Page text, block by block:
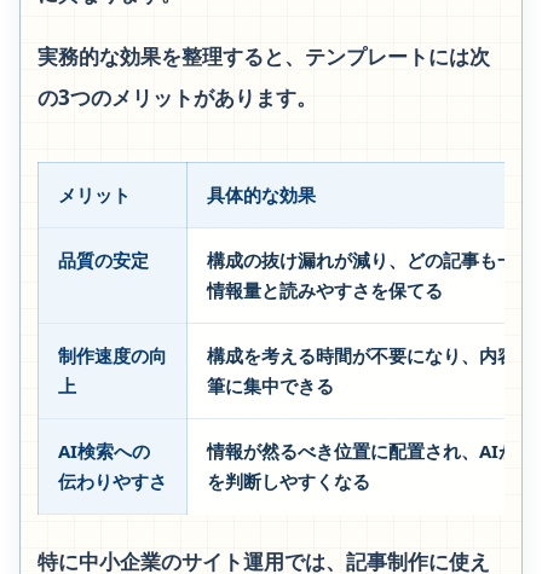
実務的な効果を整理すると、テンプレートには次
の3つのメリットがあります。
メリット 具体的な効果
品質の安定
構成の抜け漏れが減り、どの記事も一定
情報量と読みやすさを保てる
制作速度の向
上
構成を考える時間が不要になり、内容の
筆に集中できる
AI検索への
伝わりやすさ
情報が然るべき位置に配置され、AIが主
を判断しやすくなる
特に中小企業のサイト運用では、記事制作に使え